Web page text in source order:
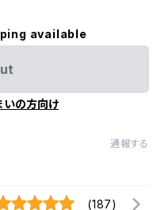
available
いの方向け
通報する
(187)